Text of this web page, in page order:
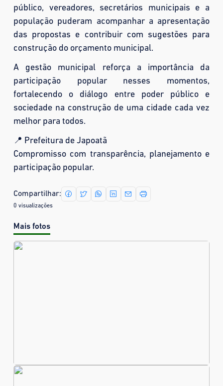
público, vereadores, secretários municipais e a
população puderam acompanhar a apresentação
das propostas e contribuir com sugestões para
construção do orçamento municipal.
A gestão municipal reforça a importância da
participação popular nesses momentos,
fortalecendo o diálogo entre poder público e
sociedade na construção de uma cidade cada vez
melhor para todos.
📍 Prefeitura de Japoatã
Compromisso com transparência, planejamento e
participação popular.
Compartilhar:
0 visualizações
Mais fotos